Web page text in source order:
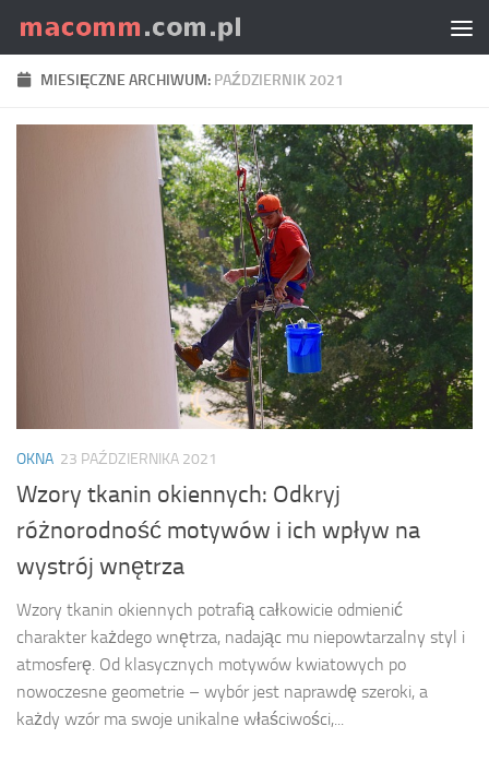
Skip to content
MIESIĘCZNE ARCHIWUM: PAŹDZIERNIK 2021
OKNA 23 PAŹDZIERNIKA 2021
Wzory tkanin okiennych: Odkryj
różnorodność motywów i ich wpływ na
wystrój wnętrza
Wzory tkanin okiennych potrafią całkowicie odmienić
charakter każdego wnętrza, nadając mu niepowtarzalny styl i
atmosferę. Od klasycznych motywów kwiatowych po
nowoczesne geometrie – wybór jest naprawdę szeroki, a
każdy wzór ma swoje unikalne właściwości,...